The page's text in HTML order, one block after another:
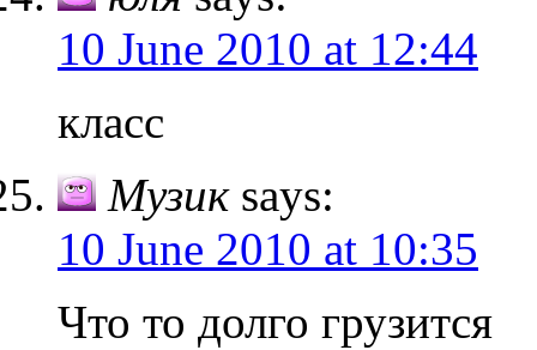
10 June 2010 at 12:44
класс
Музик says:
10 June 2010 at 10:35
Что то долго грузится